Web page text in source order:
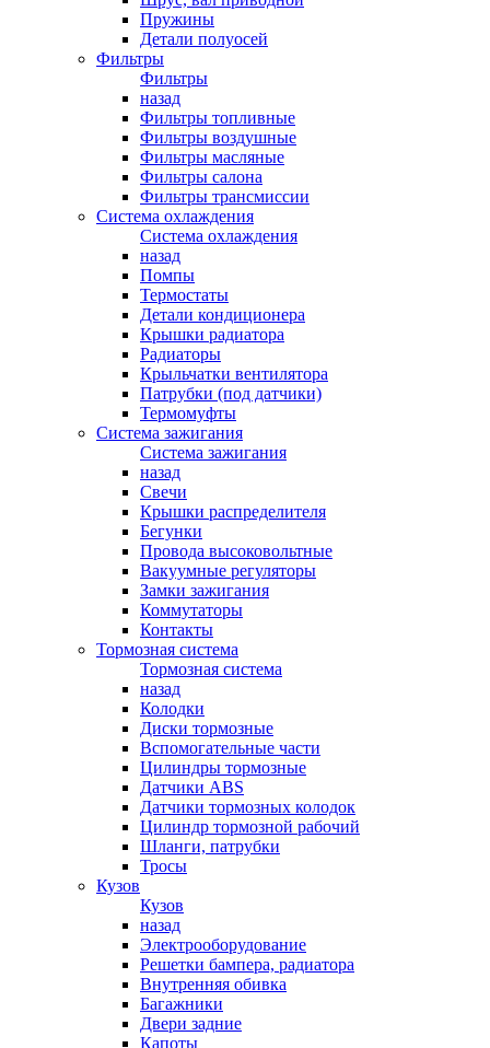
Пружины
Детали полуосей
Фильтры
Фильтры
назад
Фильтры топливные
Фильтры воздушные
Фильтры масляные
Фильтры салона
Фильтры трансмиссии
Система охлаждения
Система охлаждения
назад
Помпы
Термостаты
Детали кондиционера
Крышки радиатора
Радиаторы
Крыльчатки вентилятора
Патрубки (под датчики)
Термомуфты
Система зажигания
Система зажигания
назад
Свечи
Крышки распределителя
Бегунки
Провода высоковольтные
Вакуумные регуляторы
Замки зажигания
Коммутаторы
Контакты
Тормозная система
Тормозная система
назад
Колодки
Диски тормозные
Вспомогательные части
Цилиндры тормозные
Датчики ABS
Датчики тормозных колодок
Цилиндр тормозной рабочий
Шланги, патрубки
Тросы
Кузов
Кузов
назад
Электрооборудование
Решетки бампера, радиатора
Внутренняя обивка
Багажники
Двери задние
Капоты